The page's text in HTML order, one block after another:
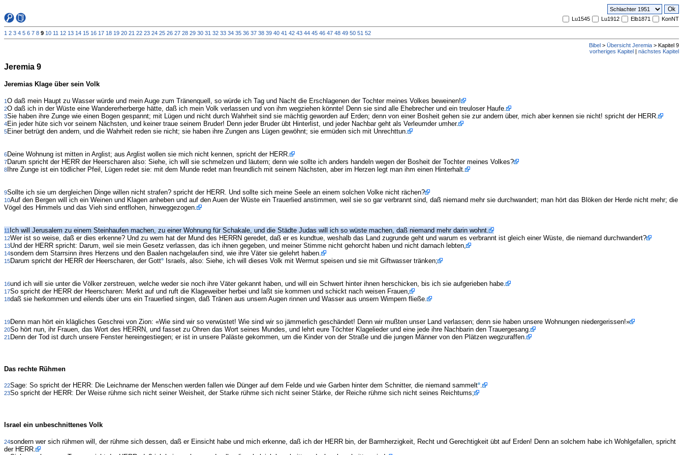
Lu1545 Lu1912 Elb1871 KonNT
1 2 3 4 5 6 7 8 9 10 11 12 13 14 15 16 17 18 19 20 21 22 23 24 25 26 27 28 29 30 31 32 33 34 35 36 37 38 39 40 41 42 43 44 45 46 47 48 49 50 51 52
Bibel > Übersicht Jeremia > Kapitel 9
vorheriges Kapitel | nächstes Kapitel
Jeremia 9
Jeremias Klage über sein Volk
1O daß mein Haupt zu Wasser würde und mein Auge zum Tränenquell, so würde ich Tag und Nacht die Erschlagenen der Tochter meines Volkes beweinen!
2O daß ich in der Wüste eine Wandererherberge hätte, daß ich mein Volk verlassen und von ihm wegziehen könnte! Denn sie sind alle Ehebrecher und ein treuloser Haufe.
3Sie haben ihre Zunge wie einen Bogen gespannt; mit Lügen und nicht durch Wahrheit sind sie mächtig geworden auf Erden; denn von einer Bosheit gehen sie zur andern über, mich aber kennen sie nicht! spricht der HERR.
4Ein jeder hüte sich vor seinem Nächsten, und keiner traue seinem Bruder! Denn jeder Bruder übt Hinterlist, und jeder Nachbar geht als Verleumder umher.
5Einer betrügt den andern, und die Wahrheit reden sie nicht; sie haben ihre Zungen ans Lügen gewöhnt; sie ermüden sich mit Unrechttun.
6Deine Wohnung ist mitten in Arglist; aus Arglist wollen sie mich nicht kennen, spricht der HERR.
7Darum spricht der HERR der Heerscharen also: Siehe, ich will sie schmelzen und läutern; denn wie sollte ich anders handeln wegen der Bosheit der Tochter meines Volkes?
8 Ihre Zunge ist ein tödlicher Pfeil, Lügen redet sie: mit dem Munde redet man freundlich mit seinem Nächsten, aber im Herzen legt man ihm einen Hinterhalt.
9Sollte ich sie um dergleichen Dinge willen nicht strafen? spricht der HERR. Und sollte sich meine Seele an einem solchen Volke nicht rächen?
10Auf den Bergen will ich ein Weinen und Klagen anheben und auf den Auen der Wüste ein Trauerlied anstimmen, weil sie so gar verbrannt sind, daß niemand mehr sie durchwandert; man hört das Blöken der Herde nicht mehr; die
Vögel des Himmels und das Vieh sind entflohen, hinweggezogen.
11 Ich will Jerusalem zu einem Steinhaufen machen, zu einer Wohnung für Schakale, und die Städte Judas will ich so wüste machen, daß niemand mehr darin wohnt.
12Wer ist so weise, daß er dies erkenne? Und zu wem hat der Mund des HERRN geredet, daß er es kundtue, weshalb das Land zugrunde geht und warum es verbrannt ist gleich einer Wüste, die niemand durchwandert?
13Und der HERR spricht: Darum, weil sie mein Gesetz verlassen, das ich ihnen gegeben, und meiner Stimme nicht gehorcht haben und nicht darnach lebten,
14sondern dem Starrsinn ihres Herzens und den Baalen nachgelaufen sind, wie ihre Väter sie gelehrt haben.
15Darum spricht der HERR der Heerscharen, der Gott Israels, also: Siehe, ich will dieses Volk mit Wermut speisen und sie mit Giftwasser tränken;
16und ich will sie unter die Völker zerstreuen, welche weder sie noch ihre Väter gekannt haben, und will ein Schwert hinter ihnen herschicken, bis ich sie aufgerieben habe.
17So spricht der HERR der Heerscharen: Merkt auf und ruft die Klageweiber herbei und laßt sie kommen und schickt nach weisen Frauen,
18daß sie herkommen und eilends über uns ein Trauerlied singen, daß Tränen aus unsern Augen rinnen und Wasser aus unsern Wimpern fließe.
19Denn man hört ein klägliches Geschrei von Zion: «Wie sind wir so verwüstet! Wie sind wir so jämmerlich geschändet! Denn wir mußten unser Land verlassen; denn sie haben unsere Wohnungen niedergerissen!»
20So hört nun, ihr Frauen, das Wort des HERRN, und fasset zu Ohren das Wort seines Mundes, und lehrt eure Töchter Klagelieder und eine jede ihre Nachbarin den Trauergesang.
21 Denn der Tod ist durch unsere Fenster hereingestiegen; er ist in unsere Paläste gekommen, um die Kinder von der Straße und die jungen Männer von den Plätzen wegzuraffen.
Das rechte Rühmen
22Sage: So spricht der HERR: Die Leichname der Menschen werden fallen wie Dünger auf dem Felde und wie Garben hinter dem Schnitter, die niemand sammelt .
23So spricht der HERR: Der Weise rühme sich nicht seiner Weisheit, der Starke rühme sich nicht seiner Stärke, der Reiche rühme sich nicht seines Reichtums;
Israel ein unbeschnittenes Volk
24sondern wer sich rühmen will, der rühme sich dessen, daß er Einsicht habe und mich erkenne, daß ich der HERR bin, der Barmherzigkeit, Recht und Gerechtigkeit übt auf Erden! Denn an solchem habe ich Wohlgefallen, spricht
der HERR.